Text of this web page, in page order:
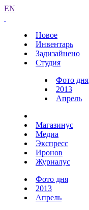
EN
Новое
Инвентарь
Задизайнено
Студия
Фото дня
2013
Апрель
Магазинус
Медиа
Экспресс
Иронов
Журналус
Фото дня
2013
Апрель